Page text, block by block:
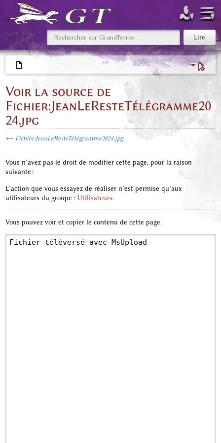
Voir la source de
Fichier:JeanLeResteTélégramme20
24.jpg
← Fichier:JeanLeResteTélégramme2024.jpg
Vous n’avez pas le droit de modifier cette page, pour la raison
suivante :
L’action que vous essayez de réaliser n’est permise qu’aux
utilisateurs du groupe : Utilisateurs.
Vous pouvez voir et copier le contenu de cette page.